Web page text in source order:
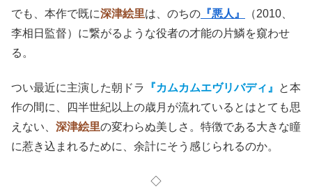
でも、本作で既に深津絵里は、のちの 『悪人』
（2010、
李相日監督）に繋がるような役者の才能の片鱗を窺わせ
る。
つい最近に主演した朝ドラ 『カムカムエヴリバディ』
と本
作の間に、四半世紀以上の歳月が流れているとはとても思
えない、 深津絵里の変わらぬ美しさ。特徴である大きな瞳
に惹き込まれるために、余計にそう感じられるのか。
◇